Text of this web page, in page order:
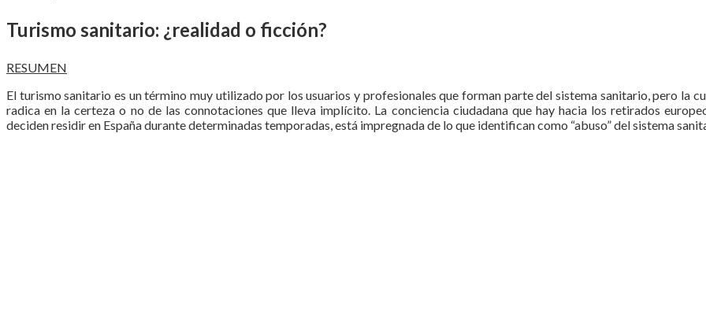
Turismo sanitario: ¿realidad o ficción?
RESUMEN
El turismo sanitario es un término muy utilizado por los usuarios y profesionales que forman parte del sistema sanitario, pero la
radica en la certeza o no de las connotaciones que lleva implícito. La conciencia ciudadana que hay hacia los retirados
deciden residir en España durante determinadas temporadas, está impregnada de lo que identifican como “abuso” del sistema